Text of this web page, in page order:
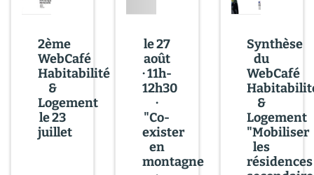
2ème
WebCafé
Habitabilité
&
Logement
le 23
juillet
le 27
août
· 11h-
12h30
·
"Co-
exister
en
montagne
Synthèse
du
WebCafé
&
Logement
"Mobiliser
les
résidences